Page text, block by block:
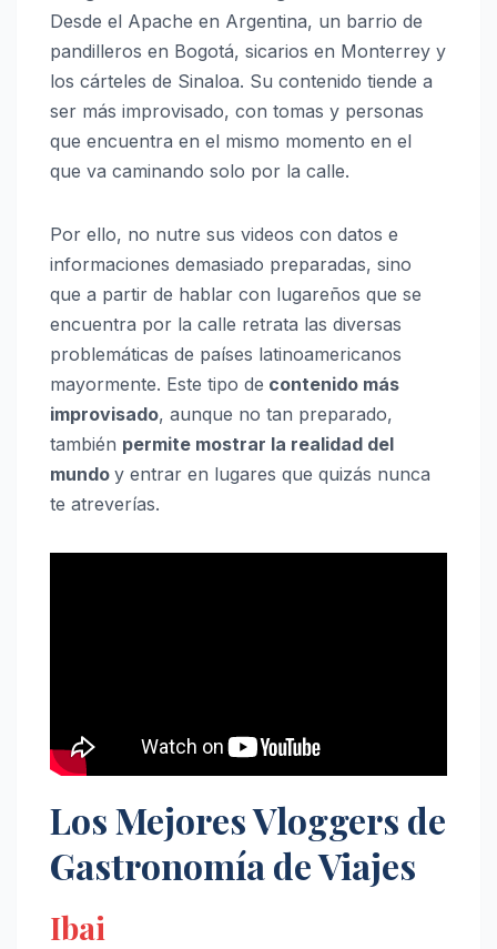
Desde el Apache en Argentina, un barrio de
pandilleros en Bogotá, sicarios en Monterrey y
los cárteles de Sinaloa. Su contenido tiende a
ser más improvisado, con tomas y personas
que encuentra en el mismo momento en el
que va caminando solo por la calle.
Por ello, no nutre sus videos con datos e
informaciones demasiado preparadas, sino
que a partir de hablar con lugareños que se
encuentra por la calle retrata las diversas
problemáticas de países latinoamericanos
mayormente. Este tipo de contenido más
improvisado, aunque no tan preparado,
también permite mostrar la realidad del
mundo y entrar en lugares que quizás nunca
te atreverías.
Los Mejores Vloggers de
Gastronomía de Viajes
Ibai